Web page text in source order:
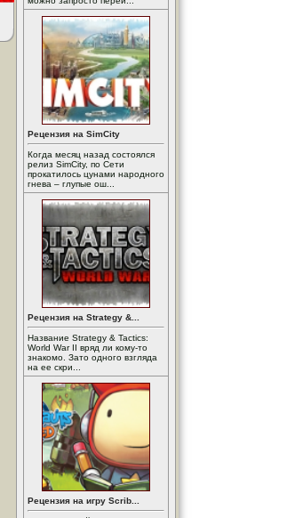
Рецензия на SimCity
Когда месяц назад состоялся
релиз SimCity, по Сети
прокатилось цунами народного
гнева – глупые ош...
Рецензия на Strategy &...
Название Strategy & Tactics:
World War II вряд ли кому-то
знакомо. Зато одного взгляда
на ее скри...
Рецензия на игру Scrib...